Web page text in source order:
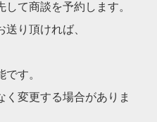
て商談を予約します。
り頂ければ、
す。
変更する場合がありま